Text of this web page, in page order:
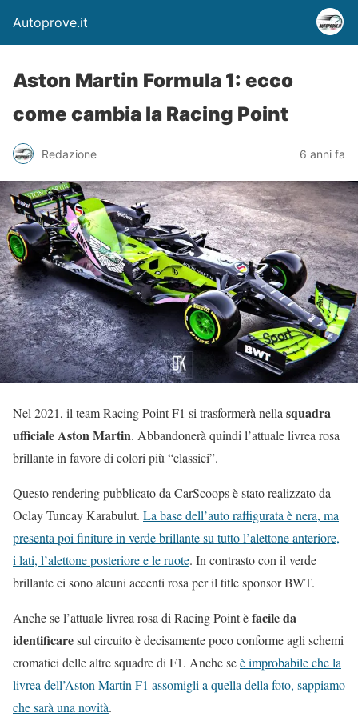
Autoprove.it
Aston Martin Formula 1: ecco
come cambia la Racing Point
Redazione 6 anni fa
Nel 2021, il team Racing Point F1 si trasformerà nellasquadra
ufficiale Aston Martin. Abbandonerà quindi l’attuale livrea rosa
brillante in favore di colori più “classici”.
Questo rendering pubblicato da CarScoops è stato realizzato da
Oclay Tuncay Karabulut. La base dell’auto raffigurata è nera, ma
presenta poi finiture in verde brillante su tutto l’alettone anteriore,
i lati, l’alettone posteriore e le ruote. In contrasto con il verde
brillante ci sono alcuni accenti rosa per il title sponsor BWT.
Anche se l’attuale livrea rosa di Racing Point èfacile da
identificaresul circuito è decisamente poco conforme agli schemi
cromatici delle altre squadre di F1. Anche seè improbabile che la
livrea dell’Aston Martin F1 assomigli a quella della foto, sappiamo
che sarà una novità.